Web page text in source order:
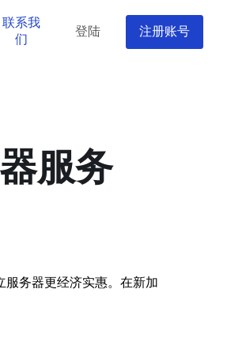
联系我
们
登陆 注册账号
服务
务器更经济实惠。在新加